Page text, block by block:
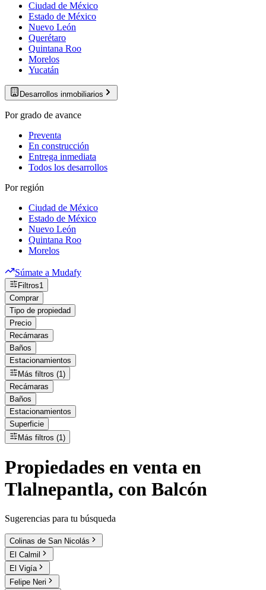
Ciudad de México
Estado de México
Nuevo León
Querétaro
Quintana Roo
Morelos
Yucatán
Desarrollos inmobiliarios
Por grado de avance
Preventa
En construcción
Entrega inmediata
Todos los desarrollos
Por región
Ciudad de México
Estado de México
Nuevo León
Quintana Roo
Morelos
Súmate a Mudafy
Filtros1
Comprar
Tipo de propiedad
Precio
Recámaras
Baños
Estacionamientos
Más filtros (1)
Recámaras
Baños
Estacionamientos
Superficie
Más filtros (1)
Propiedades en venta en
Tlalnepantla, con Balcón
Sugerencias para tu búsqueda
Colinas de San Nicolás
El Calmil
El Vigía
Felipe Neri